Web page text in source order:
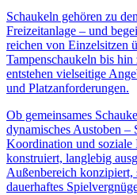
Schaukeln gehören zu
Freizeitanlage – und
reichen von Einzelsitzen
Tampenschaukeln bis
entstehen vielseitige
und Platzanforderungen.
Ob gemeinsames
dynamisches Austoben
Koordination und soziale
konstruiert, langlebig
Außenbereich konzipiert,
dauerhaftes